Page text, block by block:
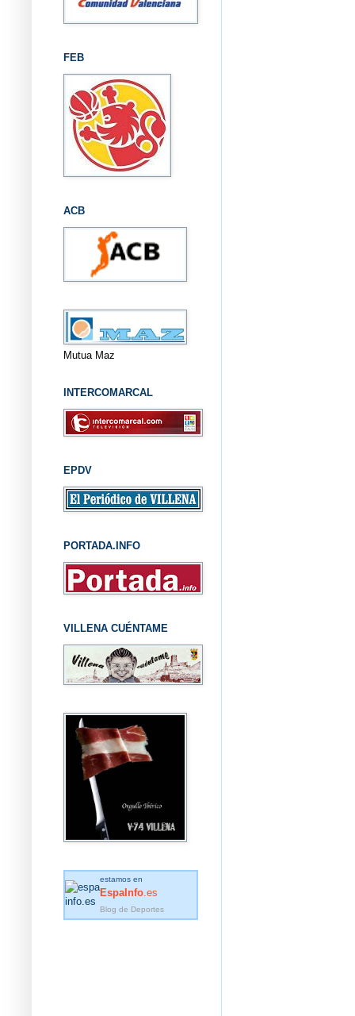
FEB
ACB
Mutua Maz
INTERCOMARCAL
EPDV
PORTADA.INFO
VILLENA CUÉNTAME
estamos en
EspaInfo .es
Blog de Deportes